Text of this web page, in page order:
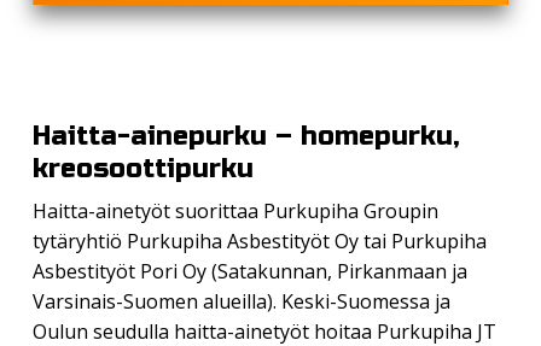
Haitta-ainepurku – homepurku,
kreosoottipurku
Haitta-ainetyöt suorittaa Purkupiha Groupin
tytäryhtiö Purkupiha Asbestityöt Oy tai Purkupiha
Asbestityöt Pori Oy (Satakunnan, Pirkanmaan ja
Varsinais-Suomen alueilla). Keski-Suomessa ja
Oulun seudulla haitta-ainetyöt hoitaa Purkupiha JT